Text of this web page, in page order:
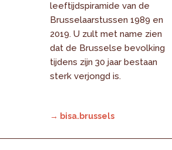
leeftijdspiramide van de
Brusselaarstussen 1989 en
2019. U zult met name zien
dat de Brusselse bevolking
tijdens zijn 30 jaar bestaan
sterk verjongd is.
→ bisa.brussels